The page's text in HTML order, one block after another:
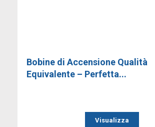
Bobine di Accensione Qualità
Equivalente – Perfetta...
Visualizza